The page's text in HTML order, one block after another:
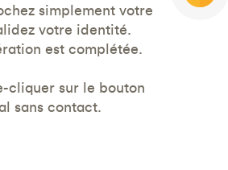
simplement votre
votre identité.
est complétée.
cliquer sur le bouton
sans contact.